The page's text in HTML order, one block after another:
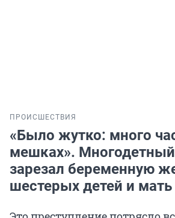
ПРОИСШЕСТВИЯ
«Было жутко: много
мешках».
зарезал беременную
шестерых детей и